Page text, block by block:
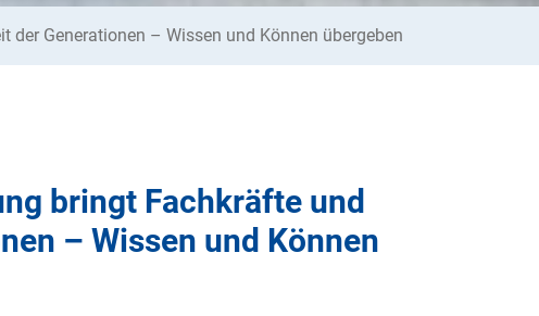
Generationen – Wissen und Können übergeben
bringt Fachkräfte und
– Wissen und Können